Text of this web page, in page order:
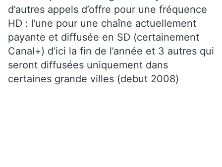
d’autres appels d’offre pour une fréquence
HD : l’une pour une chaîne actuellement
payante et diffusée en SD (certainement
Canal+) d’ici la fin de l’année et 3 autres qui
seront diffusées uniquement dans
certaines grande villes (debut 2008)